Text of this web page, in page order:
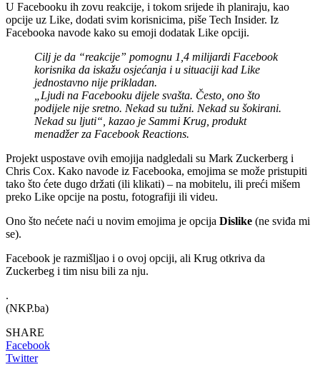
U Facebooku ih zovu reakcije, i tokom srijede ih planiraju, kao
opcije uz Like, dodati svim korisnicima, piše Tech Insider. Iz
Facebooka navode kako su emoji dodatak Like opciji.
Cilj je da “reakcije” pomognu 1,4 milijardi Facebook
korisnika da iskažu osjećanja i u situaciji kad Like
jednostavno nije prikladan.
„Ljudi na Facebooku dijele svašta. Često, ono što
podijele nije sretno. Nekad su tužni. Nekad su šokirani.
Nekad su ljuti“, kazao je Sammi Krug, produkt
menadžer za Facebook Reactions.
Projekt uspostave ovih emojija nadgledali su Mark Zuckerberg i
Chris Cox. Kako navode iz Facebooka, emojima se može pristupiti
tako što ćete dugo držati (ili klikati) – na mobitelu, ili preći mišem
preko Like opcije na postu, fotografiji ili videu.
Ono što nećete naći u novim emojima je opcija Dislike (ne sviđa mi
se).
Facebook je razmišljao i o ovoj opciji, ali Krug otkriva da
Zuckerbeg i tim nisu bili za nju.
.
(NKP.ba)
SHARE
Facebook
Twitter